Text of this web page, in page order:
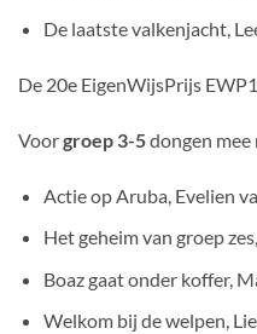
De laatste valkenjacht,
De 20e EigenWijsPrijs
Voorgroep 3-5dongen
Actie op Aruba, Evelien
Het geheim van groep
Boaz gaat onder koffer,
Welkom bij de welpen,